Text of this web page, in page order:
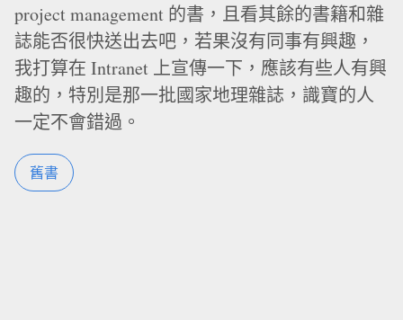
project management 的書，且看其餘的書籍和雜
誌能否很快送出去吧，若果沒有同事有興趣，
我打算在 Intranet 上宣傳一下，應該有些人有興
趣的，特別是那一批國家地理雜誌，識寶的人
一定不會錯過。
舊書